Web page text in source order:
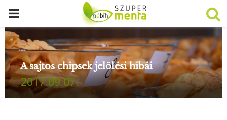
P
R
I
M
A sajtos chipsek jelölési hibái
2017.09.07.